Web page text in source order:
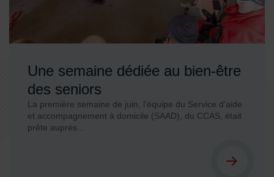
Une semaine dédiée au bien-être
des seniors
La première semaine de juin, l’équipe du Service d’aide
et accompagnement à domicile (SAAD), du CCAS, était
prête auprès...